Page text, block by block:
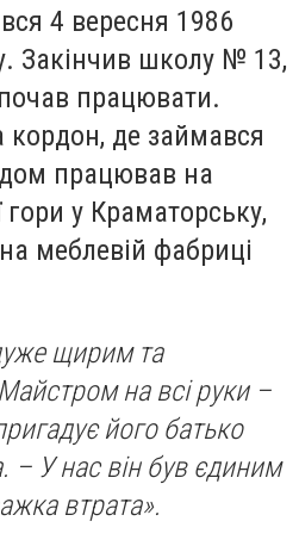
4 вересня 1986
Закінчив школу № 13,
працювати.
кордон, де займався
працював на
у Краматорську,
меблевій фабриці
щирим та
на всі руки –
його батько
– У нас він був єдиним
втрата».